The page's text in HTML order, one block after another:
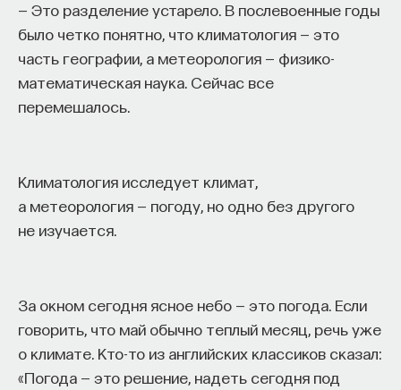
— Это разделение устарело. В послевоенные годы
было четко понятно, что климатология — это
часть географии, а метеорология — физико-
математическая наука. Сейчас все
перемешалось.
Климатология исследует климат,
а метеорология — погоду, но одно без другого
не изучается.
За окном сегодня ясное небо — это погода. Если
говорить, что май обычно теплый месяц, речь уже
о климате. Кто-то из английских классиков сказал:
«Погода — это решение, надеть сегодня под